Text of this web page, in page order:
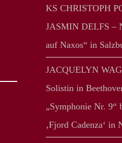
KS CHRISTOPH
JASMIN DELFS –
auf Naxos“ in
JACQUELYN
Solistin in
„Symphonie Nr. 9“
‚Fjord Cadenza‘ in